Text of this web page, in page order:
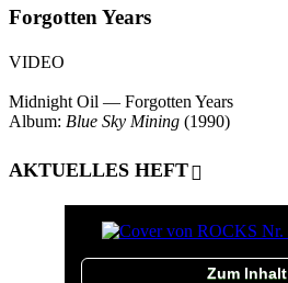
Forgotten Years
VIDEO
Midnight Oil — Forgotten Years
Album: Blue Sky Mining (1990)
AKTUELLES HEFT
Zum Inhalt